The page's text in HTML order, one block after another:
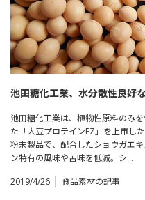
池田糖化工業、水分散性良好
池田糖化工業は、植物性原料のみ
た「大豆プロテインEZ」を上市し
粉末製品で、配合したショウガエ
ン特有の風味や苦味を低減。シ…
2019/4/26
食品素材の記事